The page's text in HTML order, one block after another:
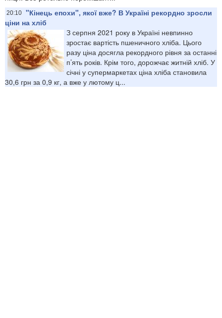
20:10 "Кінець епохи", якої вже? В Україні рекордно зросли
ціни на хліб
З серпня 2021 року в Україні невпинно
зростає вартість пшеничного хліба. Цього
разу ціна досягла рекордного рівня за останні
п’ять років. Крім того, дорожчає житній хліб. У
січні у супермаркетах ціна хліба становила
30,6 грн за 0,9 кг, а вже у лютому ц...